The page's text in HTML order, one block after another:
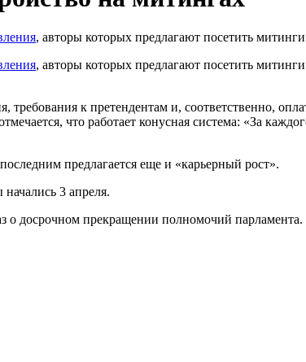
, авторы которых предлагают посетить
, авторы которых предлагают посетить
требования к претендентам и, соответственно,
что работает конусная система: «За
предлагается еще и «карьерный рост».
3 апреля.
досрочном прекращении полномочий парламента.